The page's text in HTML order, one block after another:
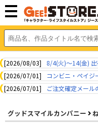
[2026/08/03]
8/4(火)～14(金)
[2026/07/01]
コンビニ・ペイジ
[2026/07/01]
ご注文確定メール
グッドスマイルカンパニー